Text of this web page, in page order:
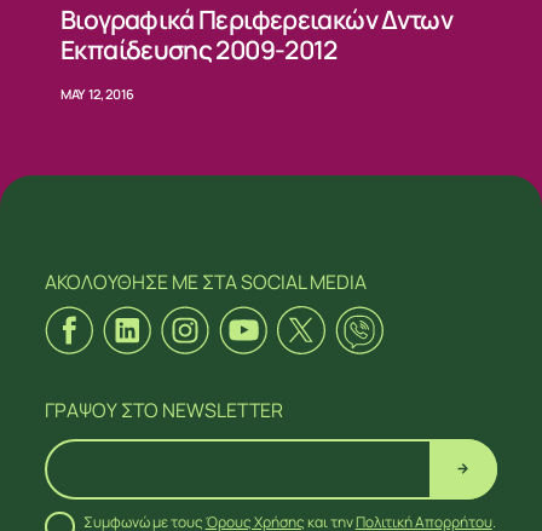
Βιογραφικά Περιφερειακών Δντων
Εκπαίδευσης 2009-2012
MAY 12, 2016
ΑΚΟΛΟΥΘΗΣΕ ΜΕΣΤΑ SOCIAL MEDIA
ΓΡΑΨΟΥΣΤΟ NEWSLETTER
Συμφωνώ με τουςΌρους Χρήσηςκαι τηνΠολιτική Απορρήτου.